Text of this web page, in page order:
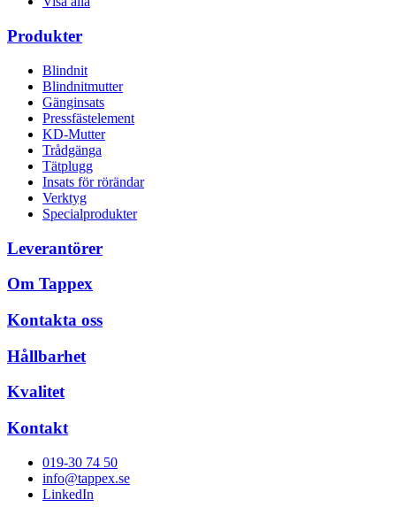
Produkter
Blindnit
Blindnitmutter
Gänginsats
Pressfästelement
KD-Mutter
Trådgänga
Tätplugg
Insats för rörändar
Verktyg
Specialprodukter
Leverantörer
Om Tappex
Kontakta oss
Hållbarhet
Kvalitet
Kontakt
019-30 74 50
info@tappex.se
LinkedIn